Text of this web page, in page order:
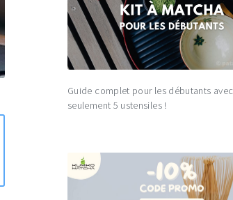
Guide complet pour les débutants avec
seulement 5 ustensiles !